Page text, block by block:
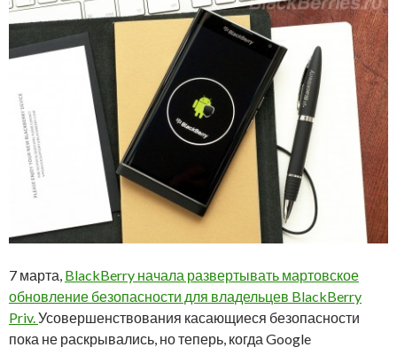
7 марта, BlackBerry начала развертывать мартовское
обновление безопасности для владельцев BlackBerry
Priv.Усовершенствования касающиеся безопасности
пока не раскрывались, но теперь, когда Google